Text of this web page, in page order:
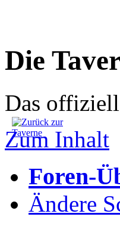
Die
Das
Zum Inhalt
Foren-
Ändere